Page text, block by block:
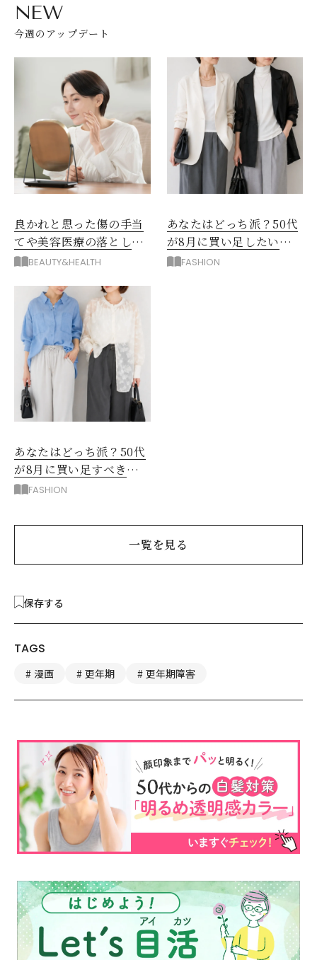
NEW
今週のアップデート
良かれと思った傷の手当
てや美容医療の落とし
穴！「形成外科」3大やめ
BEAUTY&HEALTH
あなたはどっち派？50代
が8月に買い足したい
「薄手ジャケット」
FASHION
あなたはどっち派？50代
が8月に買い足すべき
「着回せるトップス」
FASHION
一覧を見る
保存する
TAGS
漫画 更年期 更年期障害